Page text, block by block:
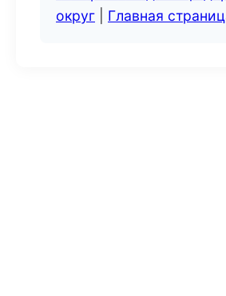
округ
Главная